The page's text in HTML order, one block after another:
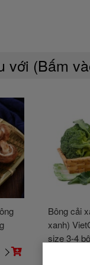
với (Bấm
Bông cải
xanh)
size 3-4